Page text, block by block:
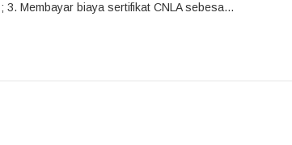
Membayar biaya sertifikat CNLA sebesa...